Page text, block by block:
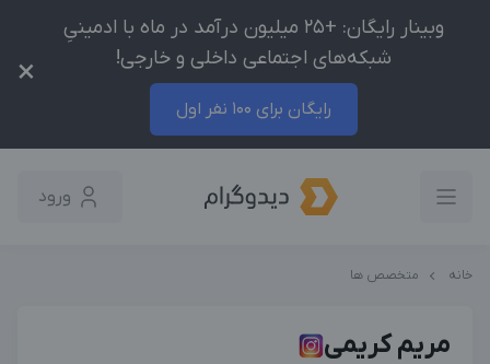
وبینار رایگان: +25 میلیون درآمد در ماه با ادمینیِ
شبکه‌های اجتماعی داخلی و خارجی!
رایگان برای 100 نفر اول
×
ورود
خانه متخصص ها
مریم کریمی